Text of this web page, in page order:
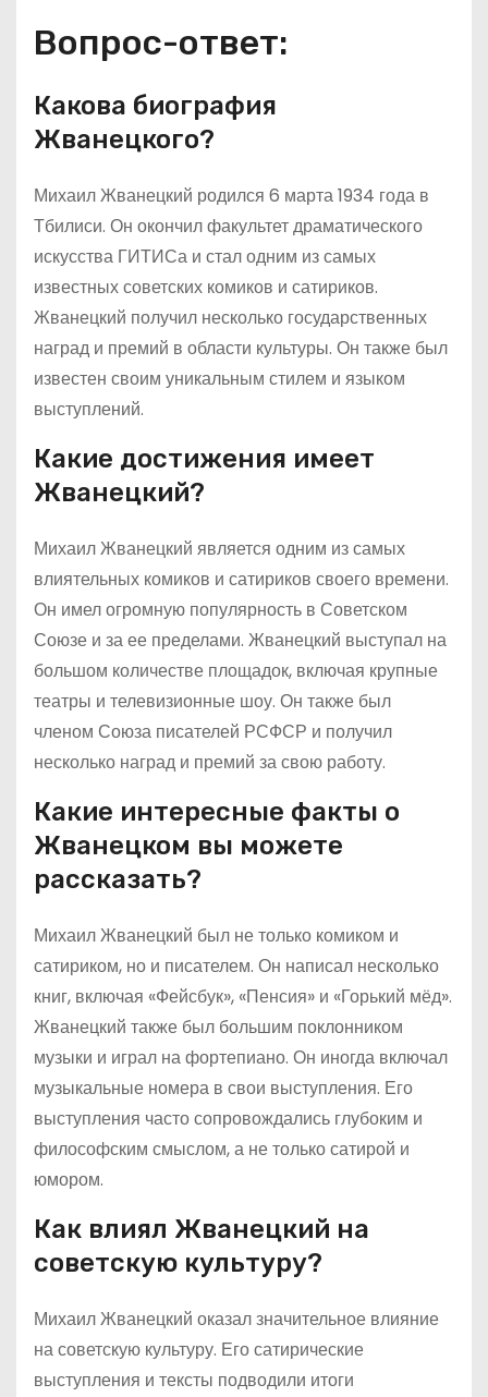
Вопрос-ответ:
Какова биография
Жванецкого?
Михаил Жванецкий родился 6 марта 1934 года в
Тбилиси. Он окончил факультет драматического
искусства ГИТИСа и стал одним из самых
известных советских комиков и сатириков.
Жванецкий получил несколько государственных
наград и премий в области культуры. Он также был
известен своим уникальным стилем и языком
выступлений.
Какие достижения имеет
Жванецкий?
Михаил Жванецкий является одним из самых
влиятельных комиков и сатириков своего времени.
Он имел огромную популярность в Советском
Союзе и за ее пределами. Жванецкий выступал на
большом количестве площадок, включая крупные
театры и телевизионные шоу. Он также был
членом Союза писателей РСФСР и получил
несколько наград и премий за свою работу.
Какие интересные факты о
Жванецком вы можете
рассказать?
Михаил Жванецкий был не только комиком и
сатириком, но и писателем. Он написал несколько
книг, включая «Фейсбук», «Пенсия» и «Горький мёд».
Жванецкий также был большим поклонником
музыки и играл на фортепиано. Он иногда включал
музыкальные номера в свои выступления. Его
выступления часто сопровождались глубоким и
философским смыслом, а не только сатирой и
юмором.
Как влиял Жванецкий на
советскую культуру?
Михаил Жванецкий оказал значительное влияние
на советскую культуру. Его сатирические
выступления и тексты подводили итоги